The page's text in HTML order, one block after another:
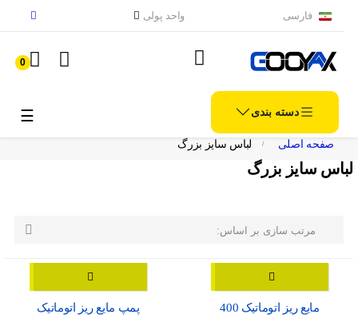
فارسی واحد پولی
0
دسته بندی ☰
صفحه اصلی لباس سایز بزرگ
لباس سایز بزرگ
مرتب سازی بر اساس: 
مایع ریز اتوماتیک 400
پمپ مایع ریز اتوماتیک